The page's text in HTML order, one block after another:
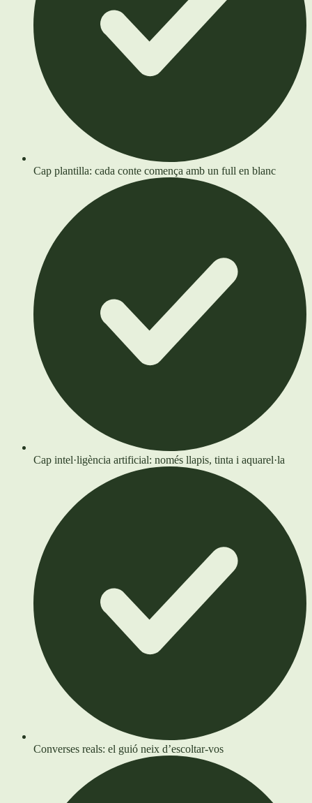
Cap plantilla: cada conte comença amb un full en blanc
Cap intel·ligència artificial: només llapis, tinta i aquarel·la
Converses reals: el guió neix d’escoltar-vos